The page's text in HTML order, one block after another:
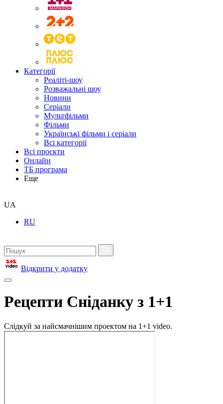
Категорії
Реаліті-шоу
Розважальні шоу
Новини
Серіали
Мультфільми
Фільми
Українські фільми і серіали
Всі категорії
Всі проєкти
Онлайн
ТБ програма
Еще
UA
RU
Відкрити у додатку
Рецепти Сніданку з 1+1
Слідкуй за найсмачнішим проектом на 1+1 video.